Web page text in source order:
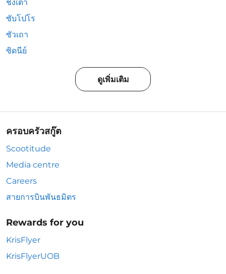
ชิงเต่า
ซับโปโร
ซัวเถา
ซิดนีย์
ดูเพิ่มเติม
ครอบครัวสกู๊ต
Scootitude
Media centre
Careers
สายการบินพันธมิตร
Rewards for you
KrisFlyer
KrisFlyerUOB